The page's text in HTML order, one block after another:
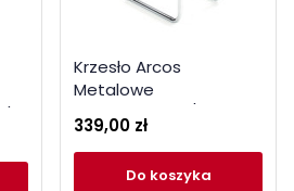
Krzesło Arcos
Metalowe
Skóra Kolor Popiel
339,00 zł
do koszyka